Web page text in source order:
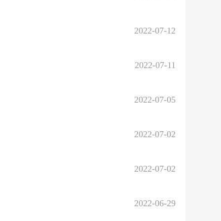
2022-07-12
2022-07-11
2022-07-05
2022-07-02
2022-07-02
2022-06-29